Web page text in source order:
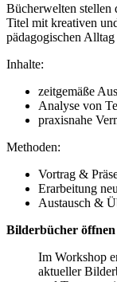
Bücherwelten stellen
Titel mit kreativen
pädagogischen Alltag
Inhalte:
zeitgemäße
Analyse von
praxisnahe
Methoden:
Vortrag &
Erarbeitung
Austausch &
Bilderbücher öffnen
Im Workshop
aktueller